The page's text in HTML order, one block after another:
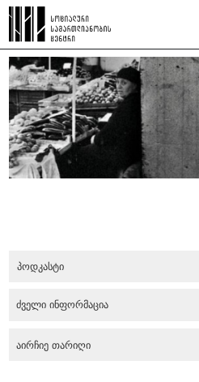
პოდკასტი
ძველი ინფორმაცია